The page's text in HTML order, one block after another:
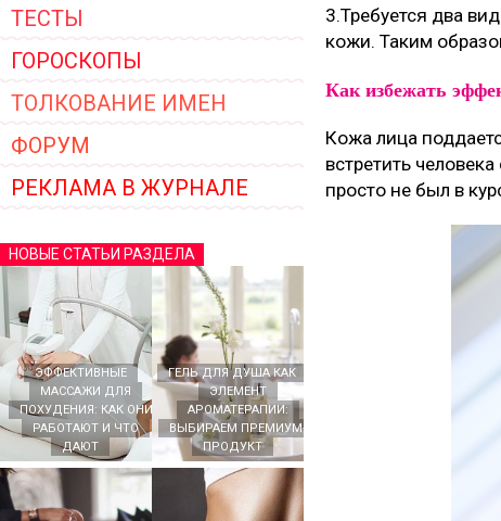
ТЕСТЫ
ГОРОСКОПЫ
ТОЛКОВАНИЕ ИМЕН
ФОРУМ
РЕКЛАМА В ЖУРНАЛЕ
НОВЫЕ СТАТЬИ РАЗДЕЛА
ЭФФЕКТИВНЫЕ
МАССАЖИ ДЛЯ
ПОХУДЕНИЯ: КАК ОНИ
РАБОТАЮТ И ЧТО
ДАЮТ
ГЕЛЬ ДЛЯ ДУША КАК
ЭЛЕМЕНТ
АРОМАТЕРАПИИ:
ВЫБИРАЕМ ПРЕМИУМ-
ПРОДУКТ
3.Требуется два
кожи. Таким
Как избежать
Кожа лица
встретить
просто не был в